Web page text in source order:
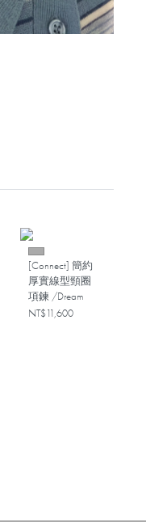
[Connect] 簡約
厚實線型頸圈
項鍊 /Dream
NT$11,600